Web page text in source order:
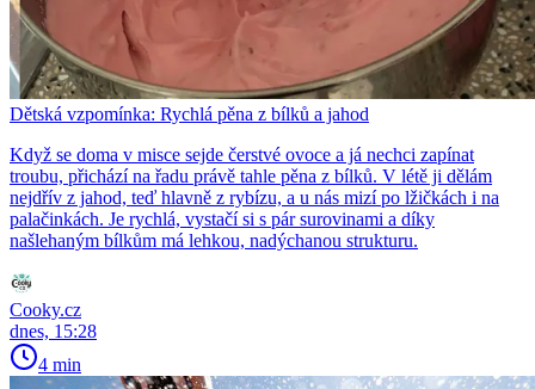
Dětská vzpomínka: Rychlá pěna z bílků a jahod
Když se doma v misce sejde čerstvé ovoce a já nechci zapínat
troubu, přichází na řadu právě tahle pěna z bílků. V létě ji dělám
nejdřív z jahod, teď hlavně z rybízu, a u nás mizí po lžičkách i na
palačinkách. Je rychlá, vystačí si s pár surovinami a díky
našlehaným bílkům má lehkou, nadýchanou strukturu.
Cooky.cz
dnes, 15:28
4 min